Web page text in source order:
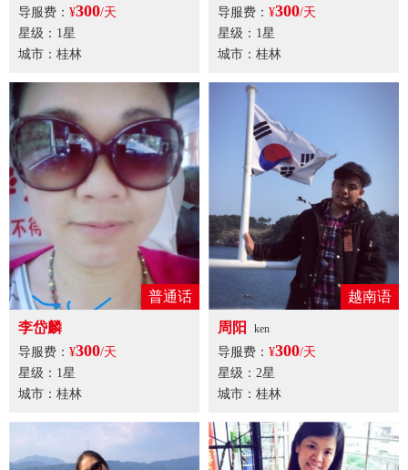
导服费： ¥300/天
星级：1星
城市：桂林
导服费： ¥300/天
星级：1星
城市：桂林
普通话
李岱麟
导服费： ¥300/天
星级：1星
城市：桂林
越南语
周阳
ken
导服费： ¥300/天
星级：2星
城市：桂林